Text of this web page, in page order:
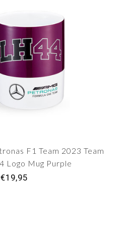
F1 Team 2023 Team
Logo Mug Purple
€19,95